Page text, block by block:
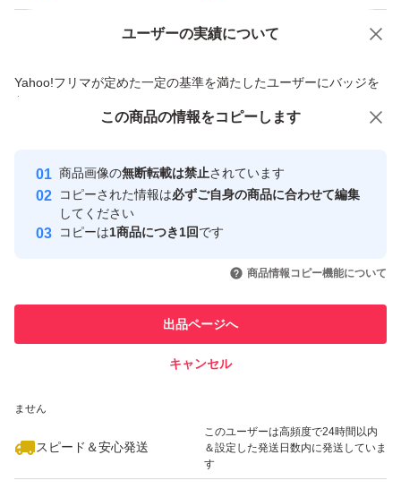
ユーザーの実績について
Yahoo!フリマが定めた一定の基準を満たしたユーザーにバッジを
付与しています
安心取引出品者
心・安全なユーザーです
取引実績
引を完了させた実績があります
での取引実績があります
ません
スピード＆安心発送
このユーザーは高頻度で24時間以内
＆設定した発送日数内に発送していま
す
価格の相談 商品への質問
この商品の情報をコピーします
商品画像の無断転載は禁止されています
コピーされた情報は必ずご自身の商品に合わせて編集
してください
コピーは1商品につき1回です
商品情報コピー機能について
出品ページへ
キャンセル
この商品をみている人にオススメ